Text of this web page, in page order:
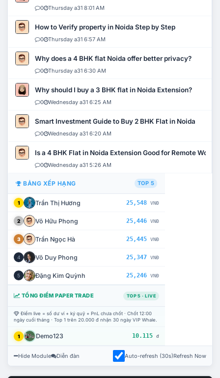
0 Thursday a31 8:01 AM
How to Verify property in Noida Step by Step
0 Thursday a31 6:57 AM
Why does a 4 BHK flat Noida offer better privacy?
0 Thursday a31 6:30 AM
Why should I buy a 3 BHK flat in Noida Extension?
0 Wednesday a31 6:25 AM
Smart Investment Guide to Buy 2 BHK Flat in Noida
0 Wednesday a31 6:20 AM
Is a 4 BHK Flat in Noida Extension Good for Remote Work?
0 Wednesday a31 5:26 AM
BẢNG XẾP HẠNG TOP 5
1 Trần Thị Hương 25,548 VNĐ
2 Võ Hữu Phong 25,446 VNĐ
3 Trần Ngọc Hà 25,445 VNĐ
4 Võ Duy Phong 25,347 VNĐ
5 Đặng Kim Quỳnh 25,246 VNĐ
TỔNG ĐIỂM PAPER TRADE TOP 5 · LIVE
Điểm live = số dư ví + ký quỹ + PnL chưa chốt · Chốt 12:00
ngày cuối tháng · Top 1 trên 20.000 đ nhận 30 ngày VIP Whale.
1 Demo123 10.115 đ
Hide Module Diễn đàn Auto-refresh (30s)Refresh Now